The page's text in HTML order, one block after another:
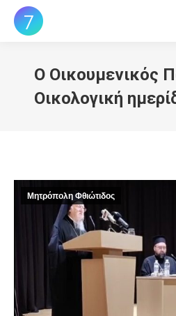
Ο Οικουμενικός
Οικολογική
Μητρόπολη Φθιώτιδος